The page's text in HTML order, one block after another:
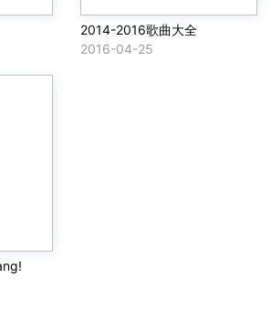
2014-2016歌曲大全
2016-04-25